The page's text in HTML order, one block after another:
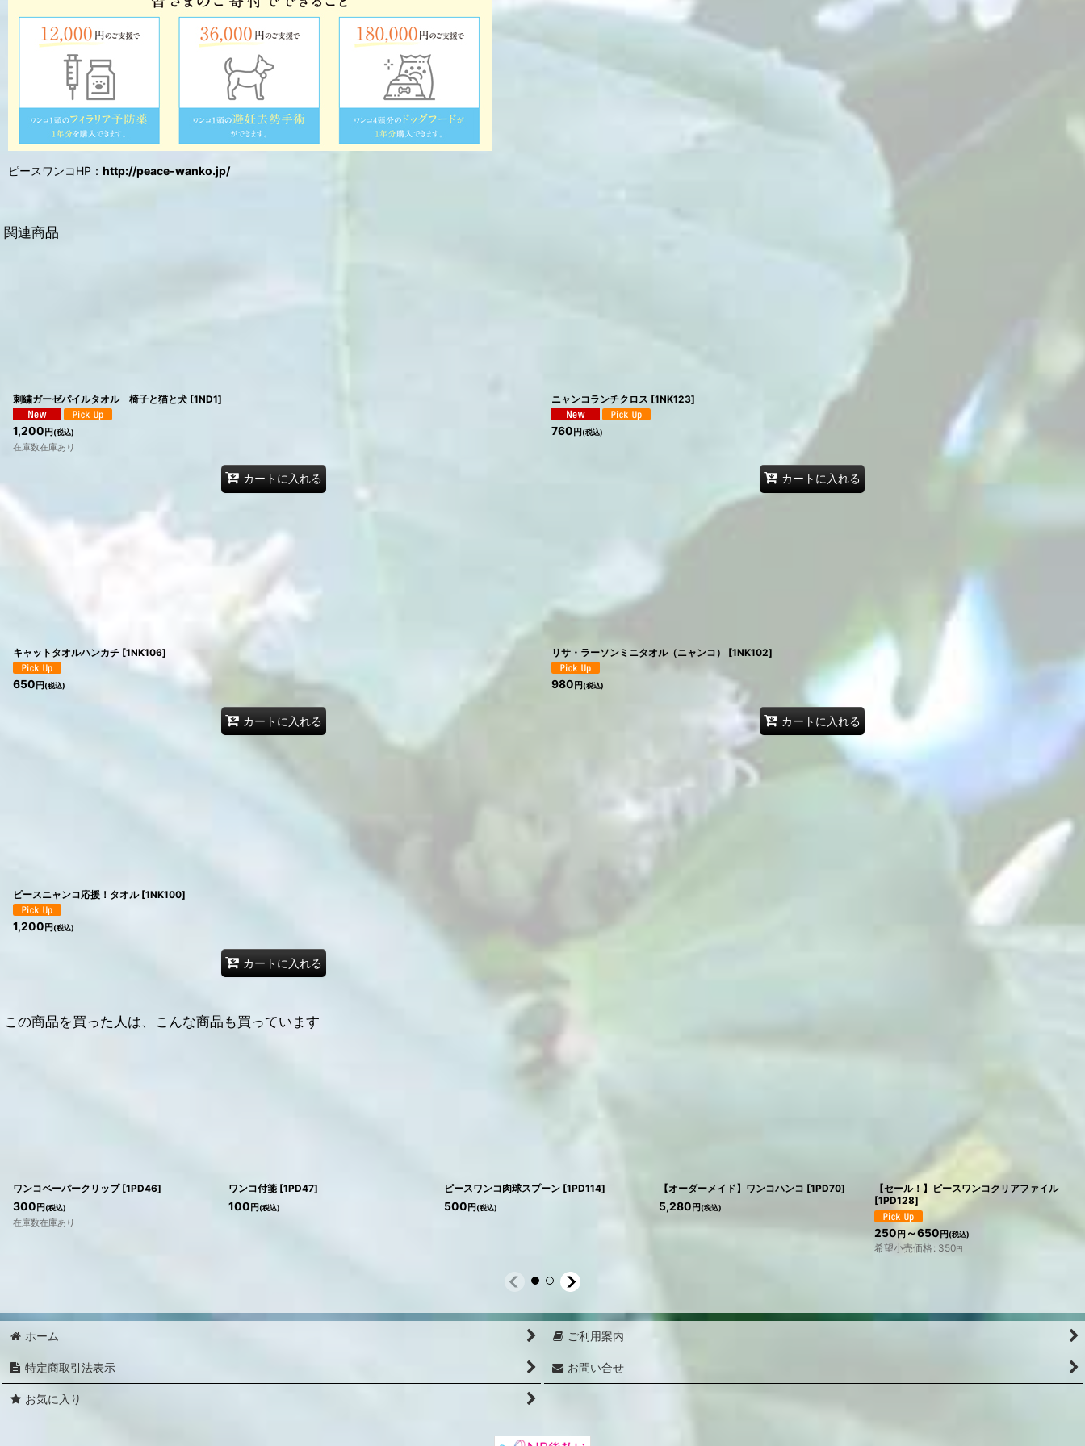
ピースワンコHP： http://peace-wanko.jp/
関連商品
刺繍ガーゼパイルタオル 椅子と猫と犬 [1ND1]
1,200 円(税込)
在庫数在庫あり
カートに入れる
ニャンコランチクロス [1NK123]
760 円(税込)
カートに入れる
キャットタオルハンカチ [1NK106]
650 円(税込)
カートに入れる
リサ・ラーソンミニタオル（ニャンコ） [1NK102]
980 円 (税込)
カートに入れる
ピースニャンコ応援！タオル [1NK100]
1,200 円(税込)
カートに入れる
この商品を買った人は、こんな商品も買っています
ワンコペーパークリップ [1PD46]
300 円(税込)
在庫数在庫あり
ワンコ付箋 [1PD47]
100 円(税込)
ピースワンコ肉球スプーン [1PD114]
500 円(税込)
【オーダーメイド】ワンコハンコ [1PD70]
5,280 円 (税込)
【セール！】ピースワンコクリアファイル
[1PD128]
250 円 ～650 円 (税込)
希望小売価格 : 350円
ホーム ご利用案内
特定商取引法表示 お問い合せ
お気に入り